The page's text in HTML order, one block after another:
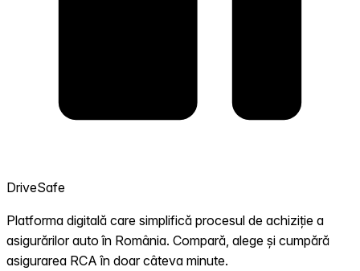
DriveSafe
Platforma digitală care simplifică procesul de achiziție a
asigurărilor auto în România. Compară, alege și cumpără
asigurarea RCA în doar câteva minute.